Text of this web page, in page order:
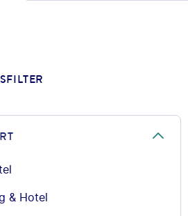
& Hotel